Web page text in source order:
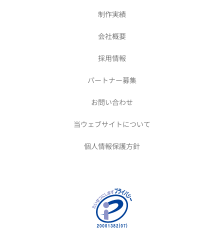
制作実績
会社概要
採用情報
パートナー募集
お問い合わせ
当ウェブサイトについて
個人情報保護方針